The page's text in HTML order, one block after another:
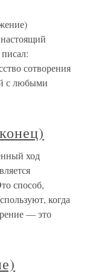
сотворения
с любыми
ход
способ,
когда
— это